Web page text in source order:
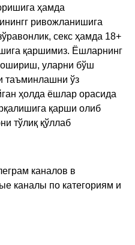
ҳамда
ривожланишига
секс ҳамда 18+
қаршимиз. Ёшларнинг
уларни бўш
таъминлашни ўз
ҳолда ёшлар орасида
қарши олиб
тўлиқ қўллаб
каналов в
каналы по категориям и